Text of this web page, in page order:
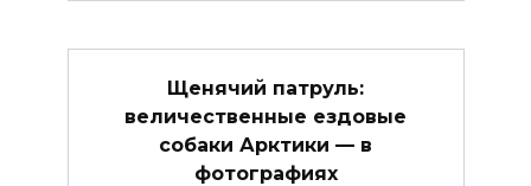
Щенячий патруль:
величественные ездовые
собаки Арктики — в
фотографиях